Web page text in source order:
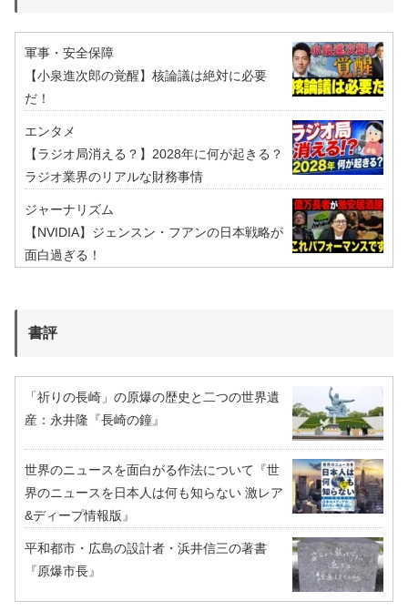
軍事・安全保障
【小泉進次郎の覚醒】核論議は絶対に必要
だ！
エンタメ
【ラジオ局消える？】2028年に何が起きる？
ラジオ業界のリアルな財務事情
ジャーナリズム
【NVIDIA】ジェンスン・フアンの日本戦略が
面白過ぎる！
書評
「祈りの長崎」の原爆の歴史と二つの世界遺
産：永井隆『長崎の鐘』
世界のニュースを面白がる作法について『世
界のニュースを日本人は何も知らない 激レア
&ディープ情報版』
平和都市・広島の設計者・浜井信三の著書
『原爆市長』